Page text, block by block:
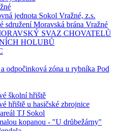
jednota Sokol Vražné, z.s.
sdružení Moravská brána Vražné
SVAZ CHOVATELŮ
HOLUBŮ
odpočinková zóna u rybníka Pod
školní hřiště
hřiště u hasičské zbrojnice
TJ Sokol
kopanou - "U drůbežárny"